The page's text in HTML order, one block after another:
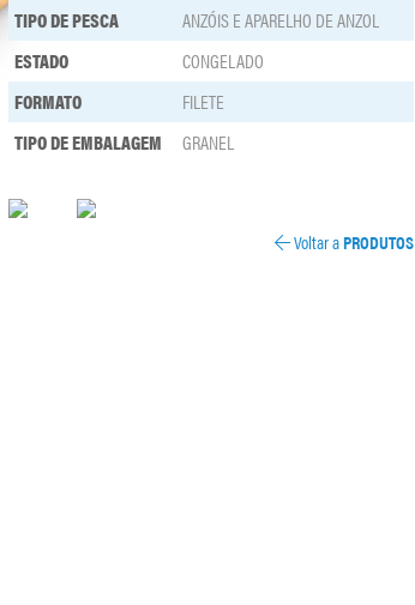
TIPO DE PESCA
ANZÓIS E APARELHO DE ANZOL
ESTADO
CONGELADO
FORMATO
FILETE
TIPO DE EMBALAGEM
GRANEL
Voltar aPRODUTOS